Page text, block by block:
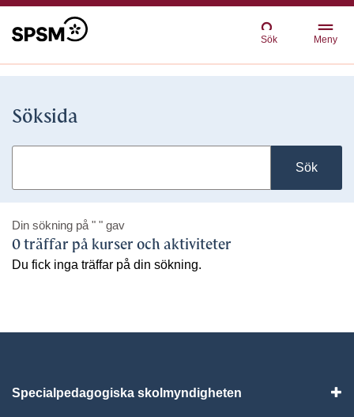
Sök Meny
Söksida
Sök
Din sökning på " " gav
0 träffar på kurser och aktiviteter
Du fick inga träffar på din sökning.
Specialpedagogiska skolmyndigheten